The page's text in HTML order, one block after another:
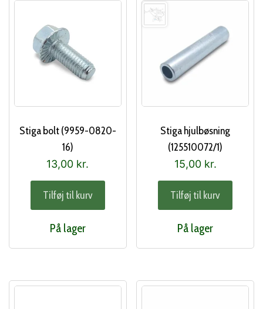
Stiga bolt (9959-0820-
16)
13,00 kr.
Tilføj til kurv
På lager
Stiga hjulbøsning
(125510072/1)
15,00 kr.
Tilføj til kurv
På lager